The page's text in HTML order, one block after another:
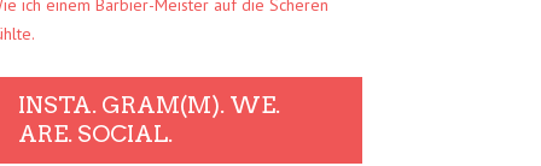
ich einem Barbier-Meister auf die Scheren
INSTA. GRAM(M). WE.
ARE. SOCIAL.